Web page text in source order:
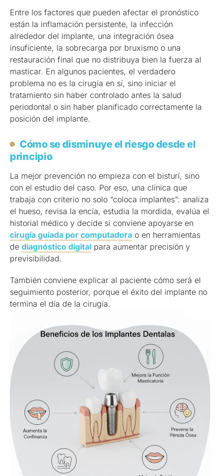
Entre los factores que pueden afectar el pronóstico
están la inflamación persistente, la infección
alrededor del implante, una integración ósea
insuficiente, la sobrecarga por bruxismo o una
restauración final que no distribuya bien la fuerza al
masticar. En algunos pacientes, el verdadero
problema no es la cirugía en sí, sino iniciar el
tratamiento sin haber controlado antes la salud
periodontal o sin haber planificado correctamente la
posición del implante.
Cómo se disminuye el riesgo desde el
principio
La mejor prevención no empieza con el bisturí, sino
con el estudio del caso. Por eso, una clínica que
trabaja con criterio no solo “coloca implantes”: analiza
el hueso, revisa la encía, estudia la mordida, evalúa el
historial médico y decide si conviene apoyarse en
cirugía guiada por computadora o en herramientas
de diagnóstico digital para aumentar precisión y
previsibilidad.
También conviene explicar al paciente cómo será el
seguimiento posterior, porque el éxito del implante no
termina el día de la cirugía.